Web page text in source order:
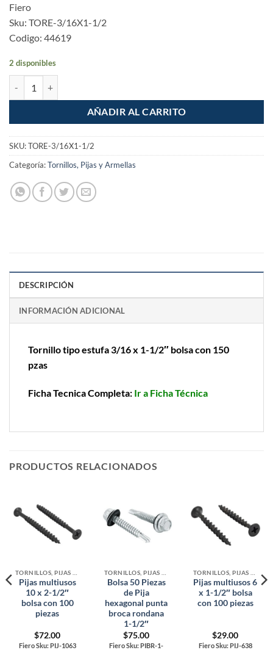
Fiero
Sku: TORE-3/16X1-1/2
Codigo: 44619
2 disponibles
AÑADIR AL CARRITO
SKU:TORE-3/16X1-1/2
Categoría:Tornillos, Pijas y Armellas
DESCRIPCIÓN
INFORMACIÓN ADICIONAL
Tornillo tipo estufa 3/16 x 1-1/2″ bolsa con 150
pzas
Ficha Tecnica Completa: Ir a Ficha Técnica
PRODUCTOS RELACIONADOS
Pijas multiusos
10 x 2-1/2″
bolsa con 100
piezas
$72.00
Fiero Sku: PIJ-1063
Bolsa 50 Piezas
de Pija
hexagonal punta
broca rondana
1-1/2″
$75.00
Fiero Sku: PIBR-1-
Pijas multiusos 6
x 1-1/2″ bolsa
con 100 piezas
$29.00
Fiero Sku: PIJ-638